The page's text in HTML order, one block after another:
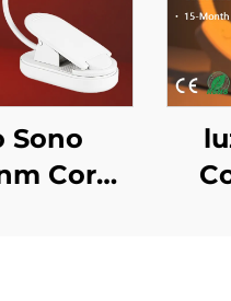
Sono
Cor